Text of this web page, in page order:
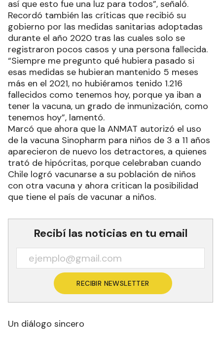
así que esto fue una luz para todos”, señaló.
Recordó también las críticas que recibió su
gobierno por las medidas sanitarias adoptadas
durante el año 2020 tras las cuales solo se
registraron pocos casos y una persona fallecida.
“Siempre me pregunto qué hubiera pasado si
esas medidas se hubieran mantenido 5 meses
más en el 2021, no hubiéramos tenido 1.216
fallecidos como tenemos hoy, porque ya iban a
tener la vacuna, un grado de inmunización, como
tenemos hoy”, lamentó.
Marcó que ahora que la ANMAT autorizó el uso
de la vacuna Sinopharm para niños de 3 a 11 años
aparecieron de nuevo los detractores, a quienes
trató de hipócritas, porque celebraban cuando
Chile logró vacunarse a su población de niños
con otra vacuna y ahora critican la posibilidad
que tiene el país de vacunar a niños.
Recibí las noticias en tu email
RECIBIR NEWSLETTER
Un diálogo sincero